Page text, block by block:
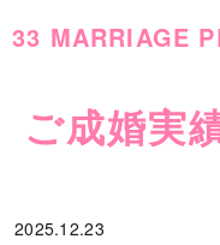
33 MARRIAGE
ご成婚実
2025.12.23